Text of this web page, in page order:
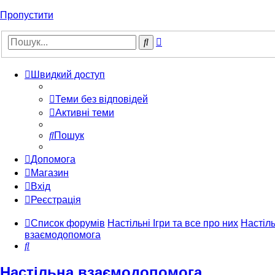
Пропустити
Пошук
Швидкий доступ
Теми без відповідей
Активні теми
Пошук
Допомога
Магазин
Вхід
Реєстрація
Список форумів Настільні Ігри та все про них
взаємодопомога
Пошук